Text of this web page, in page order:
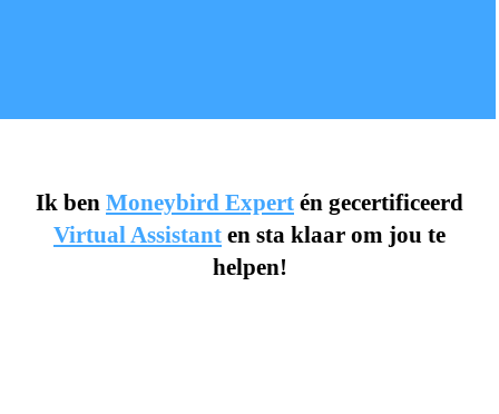
Ik ben Moneybird Expert én gecertificeerd
Virtual Assistant en sta klaar om jou te
helpen!